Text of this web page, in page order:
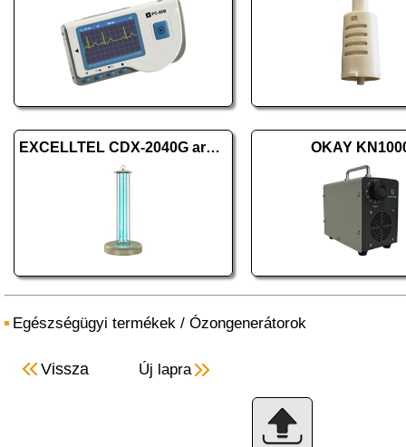
EXCELLTEL CDX-2040G arany OKAY
Egészségügyi termékek / Ózongenerátorok
Vissza Új lapra